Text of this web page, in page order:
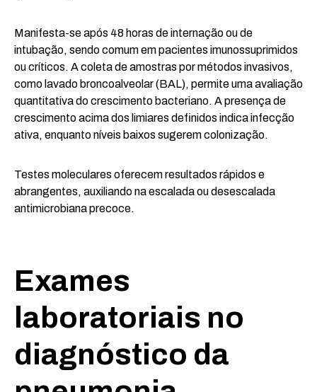
Manifesta-se após 48 horas de internação ou de
intubação, sendo comum em pacientes imunossuprimidos
ou críticos. A coleta de amostras por métodos invasivos,
como lavado broncoalveolar (BAL), permite uma avaliação
quantitativa do crescimento bacteriano. A presença de
crescimento acima dos limiares definidos indica infecção
ativa, enquanto níveis baixos sugerem colonização.
Testes moleculares oferecem resultados rápidos e
abrangentes, auxiliando na escalada ou desescalada
antimicrobiana precoce.
Exames
laboratoriais no
diagnóstico da